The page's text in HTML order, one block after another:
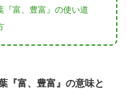
『富、豊富』の使い道
『富、豊富』の意味と